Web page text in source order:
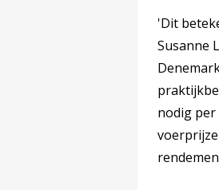
'Dit
Susanne
nodig per